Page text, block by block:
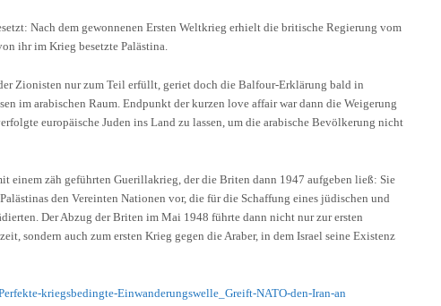
Nach dem gewonnenen Ersten Weltkrieg erhielt die britische Regierung vom
ihr im Krieg besetzte Palästina.
Zionisten nur zum Teil erfüllt, geriet doch die Balfour-Erklärung bald in
im arabischen Raum. Endpunkt der kurzen love affair war dann die Weigerung
europäische Juden ins Land zu lassen, um die arabische Bevölkerung nicht
einem zäh geführten Guerillakrieg, der die Briten dann 1947 aufgeben ließ: Sie
den Vereinten Nationen vor, die für die Schaffung eines jüdischen und
Der Abzug der Briten im Mai 1948 führte dann nicht nur zur ersten
sondern auch zum ersten Krieg gegen die Araber, in dem Israel seine Existenz
kriegsbedingte-Einwanderungswelle_Greift-NATO-den-Iran-an